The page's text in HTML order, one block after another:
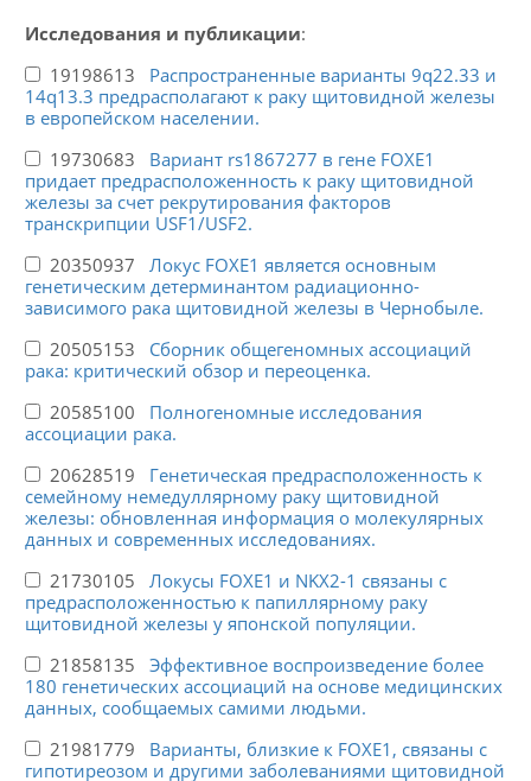
Исследования и публикации:
19198613 Распространенные варианты 9q22.33 и
14q13.3 предрасполагают к раку щитовидной железы
в европейском населении.
19730683 Вариант rs1867277 в гене FOXE1
придает предрасположенность к раку щитовидной
железы за счет рекрутирования факторов
транскрипции USF1/USF2.
20350937 Локус FOXE1 является основным
генетическим детерминантом радиационно-
зависимого рака щитовидной железы в Чернобыле.
20505153 Сборник общегеномных ассоциаций
рака: критический обзор и переоценка.
20585100 Полногеномные исследования
ассоциации рака.
20628519 Генетическая предрасположенность к
семейному немедуллярному раку щитовидной
железы: обновленная информация о молекулярных
данных и современных исследованиях.
21730105 Локусы FOXE1 и NKX2-1 связаны с
предрасположенностью к папиллярному раку
щитовидной железы у японской популяции.
21858135 Эффективное воспроизведение более
180 генетических ассоциаций на основе медицинских
данных, сообщаемых самими людьми.
21981779 Варианты, близкие к FOXE1, связаны с
гипотиреозом и другими заболеваниями щитовидной